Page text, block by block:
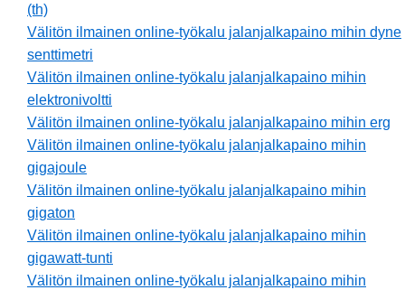
(th)
Välitön ilmainen online-työkalu jalanjalkapaino mihin dyne
senttimetri
Välitön ilmainen online-työkalu jalanjalkapaino mihin
elektronivoltti
Välitön ilmainen online-työkalu jalanjalkapaino mihin erg
Välitön ilmainen online-työkalu jalanjalkapaino mihin
gigajoule
Välitön ilmainen online-työkalu jalanjalkapaino mihin
gigaton
Välitön ilmainen online-työkalu jalanjalkapaino mihin
gigawatt-tunti
Välitön ilmainen online-työkalu jalanjalkapaino mihin